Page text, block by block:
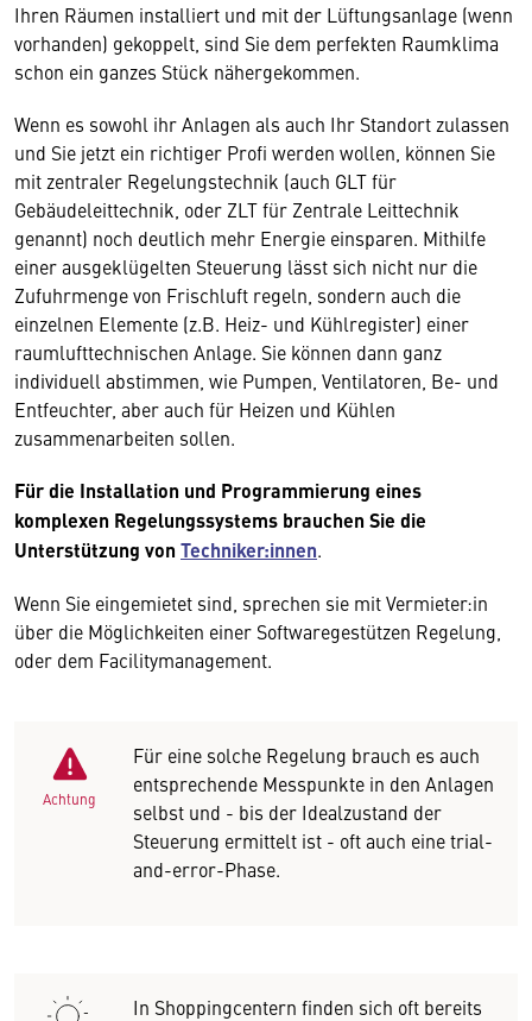
Ihren Räumen installiert und mit der Lüftungsanlage (wenn
vorhanden) gekoppelt, sind Sie dem perfekten Raumklima
schon ein ganzes Stück nähergekommen.
Wenn es sowohl ihr Anlagen als auch Ihr Standort zulassen
und Sie jetzt ein richtiger Profi werden wollen, können Sie
mit zentraler Regelungstechnik (auch GLT für
Gebäudeleittechnik, oder ZLT für Zentrale Leittechnik
genannt) noch deutlich mehr Energie einsparen. Mithilfe
einer ausgeklügelten Steuerung lässt sich nicht nur die
Zufuhrmenge von Frischluft regeln, sondern auch die
einzelnen Elemente (z.B. Heiz- und Kühlregister) einer
raumlufttechnischen Anlage. Sie können dann ganz
individuell abstimmen, wie Pumpen, Ventilatoren, Be- und
Entfeuchter, aber auch für Heizen und Kühlen
zusammenarbeiten sollen.
Für die Installation und Programmierung eines
komplexen Regelungssystems brauchen Sie die
Unterstützung von Techniker:innen.
Wenn Sie eingemietet sind, sprechen sie mit Vermieter:in
über die Möglichkeiten einer Softwaregestützen Regelung,
oder dem Facilitymanagement.
Achtung
Für eine solche Regelung brauch es auch
entsprechende Messpunkte in den Anlagen
selbst und - bis der Idealzustand der
Steuerung ermittelt ist - oft auch eine trial-
and-error-Phase.
In Shoppingcentern finden sich oft bereits